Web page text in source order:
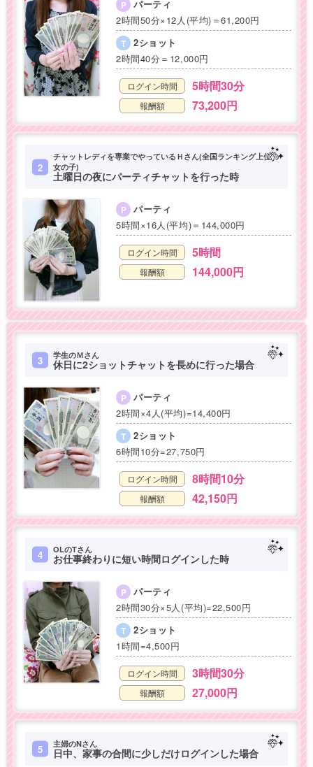
P パーティ
2時間50分×12人(平均)＝61,200円
T
2ショット
2時間40分＝12,000円
ログイン時間 5時間30分
報酬額 73,200円
2
チャットレディを専業でやっているＨさん(全国ランキング上位の
女の子)
土曜日の夜にパーティチャットを行った時
P パーティ
5時間×16人(平均)＝144,000円
ログイン時間 5時間
報酬額 144,000円
3 学生のＭさん
休日に2ショットチャットを長めに行った場合
P パーティ
2時間×4人(平均)=14,400円
T
2ショット
6時間10分=27,750円
ログイン時間 8時間10分
報酬額 42,150円
4 OLのTさん
お仕事終わりに短い時間ログインした時
P パーティ
2時間30分×5人(平均)=22,500円
T
2ショット
1時間=4,500円
ログイン時間 3時間30分
報酬額 27,000円
5 主婦のNさん
日中、家事の合間に少しだけログインした場合